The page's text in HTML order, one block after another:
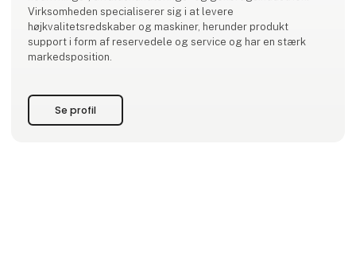
Virksomheden specialiserer sig i at levere
højkvalitetsredskaber og maskiner, herunder produkt
support i form af reservedele og service og har en stærk
markedsposition.
Se profil